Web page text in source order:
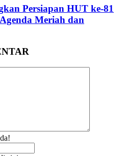
Persiapan HUT ke-81
Meriah dan